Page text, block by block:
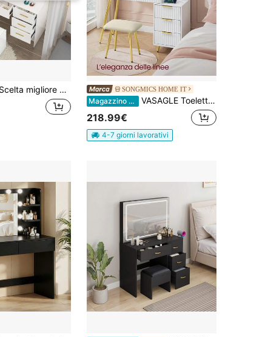
Tavolo da toeletta con specchio, toletta, tavolo da trucco con cassetti - Stile moderno scandinavo, struttura in legno massello, luci LED touch dimmerabili, spazioso organizer con più scomparti per tutti i cosmetici, prodotti per la cura della pelle, gioielli e accessori | Tavolo da toeletta perfetto per camera da letto, bagno, organizer per dormitorio universitario | Minimalista, estetica fresca, arredamento per la casa femminile, ottimo regalo per donne, adolescenti, regalo per addio al nubilato, magazzino locale SONGMICS HOME IT
Magazzino EU VASAGLE Toeletta con Sgabello e Specchio, Tavolo da Trucco con Cassetti, Specchio Ingranditore 10x, Illuminazione LED, Vassoio Portagioie, Multipresa, 40 x 110 x 135 cm, Bianco Nuvola, Regalo Natale
218.99€
4-7 giorni lavorativi